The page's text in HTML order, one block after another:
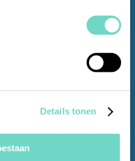
Details tonen
voor
in 2030